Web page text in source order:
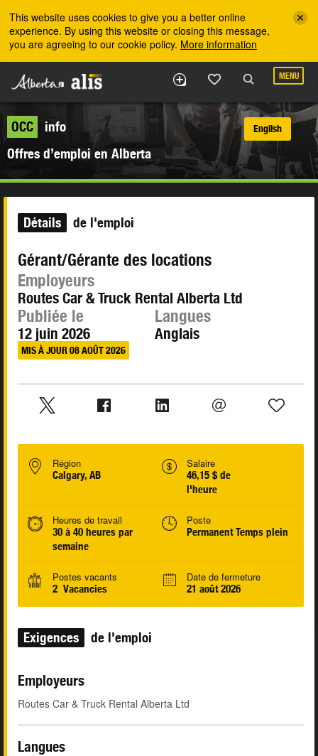
This website uses cookies to give you a better online
experience. By using this website or closing this message,
you are agreeing to our cookie policy. More information
MENU
OCC
info
Offres d’emploi en Alberta
English
Détails de l'emploi
Gérant/Gérante des locations
Employeurs
Routes Car & Truck Rental Alberta Ltd
Publiée le
12 juin 2026
MIS À JOUR 08 AOÛT 2026
Langues
Anglais
Région
Calgary, AB
Salaire
46,15 $ de
l'heure
Heures de travail
30 à 40 heures par
semaine
Poste
Permanent Temps plein
Postes vacants
2 Vacancies
Date de fermeture
21 août 2026
Exigences de l'emploi
Employeurs
Routes Car & Truck Rental Alberta Ltd
Langues